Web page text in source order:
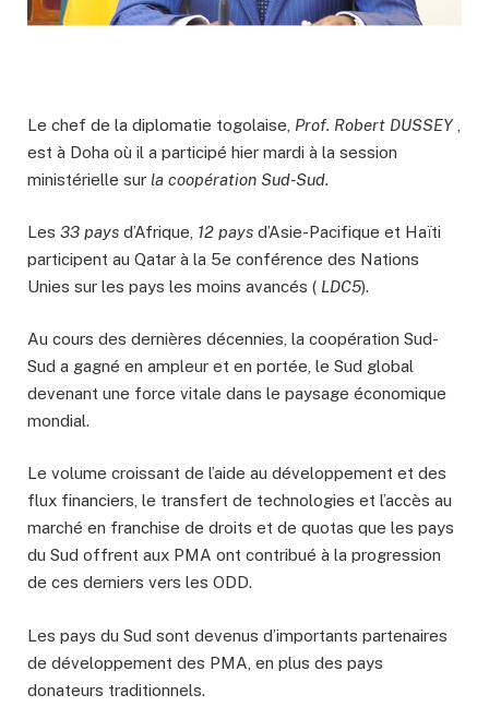
Le chef de la diplomatie togolaise, Prof. Robert DUSSEY,
est à Doha où il a participé hier mardi à la session
ministérielle sur la coopération Sud-Sud.
Les 33 pays d’Afrique, 12 pays d’Asie-Pacifique et Haïti
participent au Qatar à la 5e conférence des Nations
Unies sur les pays les moins avancés ( LDC5).
Au cours des dernières décennies, la coopération Sud-
Sud a gagné en ampleur et en portée, le Sud global
devenant une force vitale dans le paysage économique
mondial.
Le volume croissant de l’aide au développement et des
flux financiers, le transfert de technologies et l’accès au
marché en franchise de droits et de quotas que les pays
du Sud offrent aux PMA ont contribué à la progression
de ces derniers vers les ODD.
Les pays du Sud sont devenus d’importants partenaires
de développement des PMA, en plus des pays
donateurs traditionnels.